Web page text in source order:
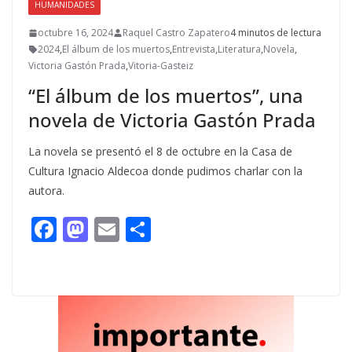
HUMANIDADES
octubre 16, 2024 Raquel Castro Zapatero4 minutos de lectura
2024,El álbum de los muertos,Entrevista,Literatura,Novela,
Victoria Gastón Prada,Vitoria-Gasteiz
“El álbum de los muertos”, una
novela de Victoria Gastón Prada
La novela se presentó el 8 de octubre en la Casa de
Cultura Ignacio Aldecoa donde pudimos charlar con la
autora.
F
b
M
d
o
E
l p
ar